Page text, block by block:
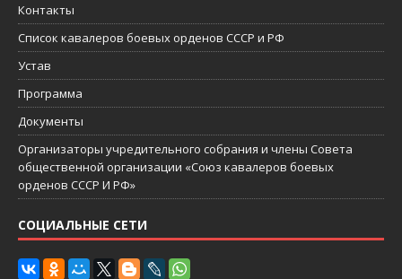
Контакты
Список кавалеров боевых орденов СССР и РФ
Устав
Программа
Документы
Организаторы учредительного собрания и члены Совета
общественной организации «Союз кавалеров боевых
орденов СССР И РФ»
СОЦИАЛЬНЫЕ СЕТИ